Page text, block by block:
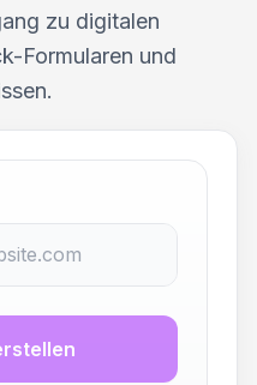
zu digitalen
Formularen und